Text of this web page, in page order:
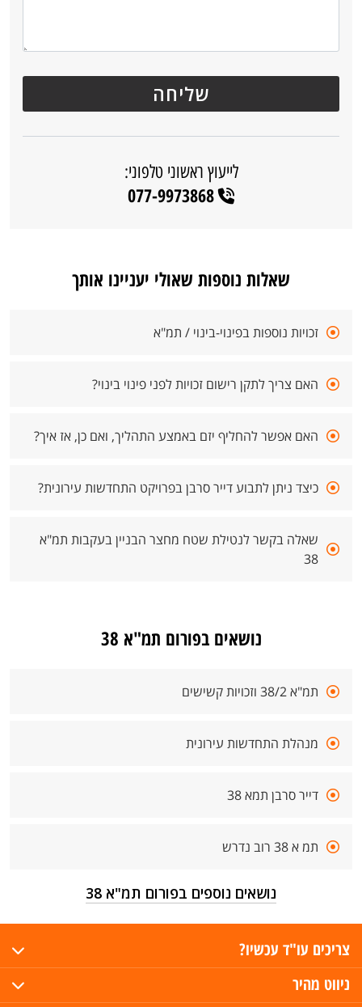
לייעוץ ראשוני טלפוני:
077-9973868
שאלות נוספות שאולי יעניינו אותך
זכויות נוספות בפינוי-בינוי / תמ"א
האם צריך לתקן רישום זכויות לפני פינוי בינוי?
האם אפשר להחליף יזם באמצע התהליך, ואם כן, אז איך?
כיצד ניתן לתבוע דייר סרבן בפרויקט התחדשות עירונית?
שאלה בקשר לנטילת שטח מחצר הבניין בעקבות תמ"א
38
נושאים בפורום תמ"א 38
תמ"א 38/2 וזכויות קשישים
מנהלת התחדשות עירונית
דייר סרבן תמא 38
תמ א 38 רוב נדרש
נושאים נוספים בפורום תמ"א 38
צריכים עו"ד עכשיו?
ניווט מהיר